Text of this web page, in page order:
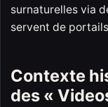
surnaturelles via
servent de
Contexte
des «